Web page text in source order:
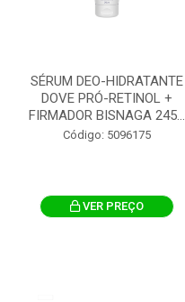
SÉRUM DEO-HIDRATANTE
DOVE PRÓ-RETINOL +
FIRMADOR BISNAGA 245...
Código: 5096175
VER PREÇO